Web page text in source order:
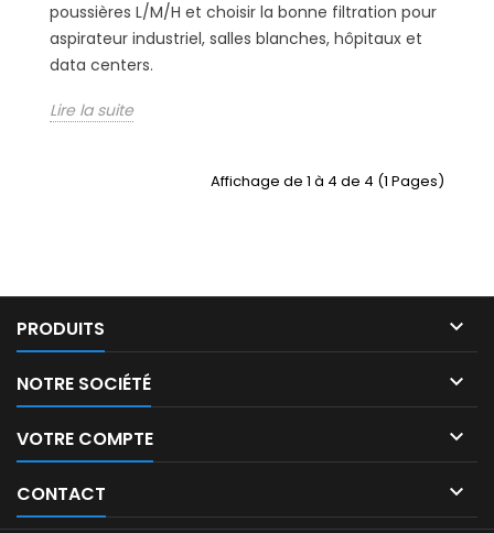
poussières L/M/H et choisir la bonne filtration pour
aspirateur industriel, salles blanches, hôpitaux et
data centers.
Lire la suite
Affichage de 1 à 4 de 4 (1 Pages)
PRODUITS 
NOTRE SOCIÉTÉ 
VOTRE COMPTE 
CONTACT 